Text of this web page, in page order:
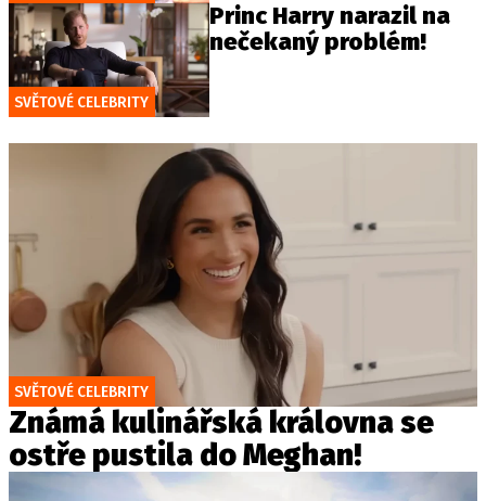
SVĚTOVÉ CELEBRITY
Princ Harry narazil na
nečekaný problém!
SVĚTOVÉ CELEBRITY
Známá kulinářská královna se
ostře pustila do Meghan!